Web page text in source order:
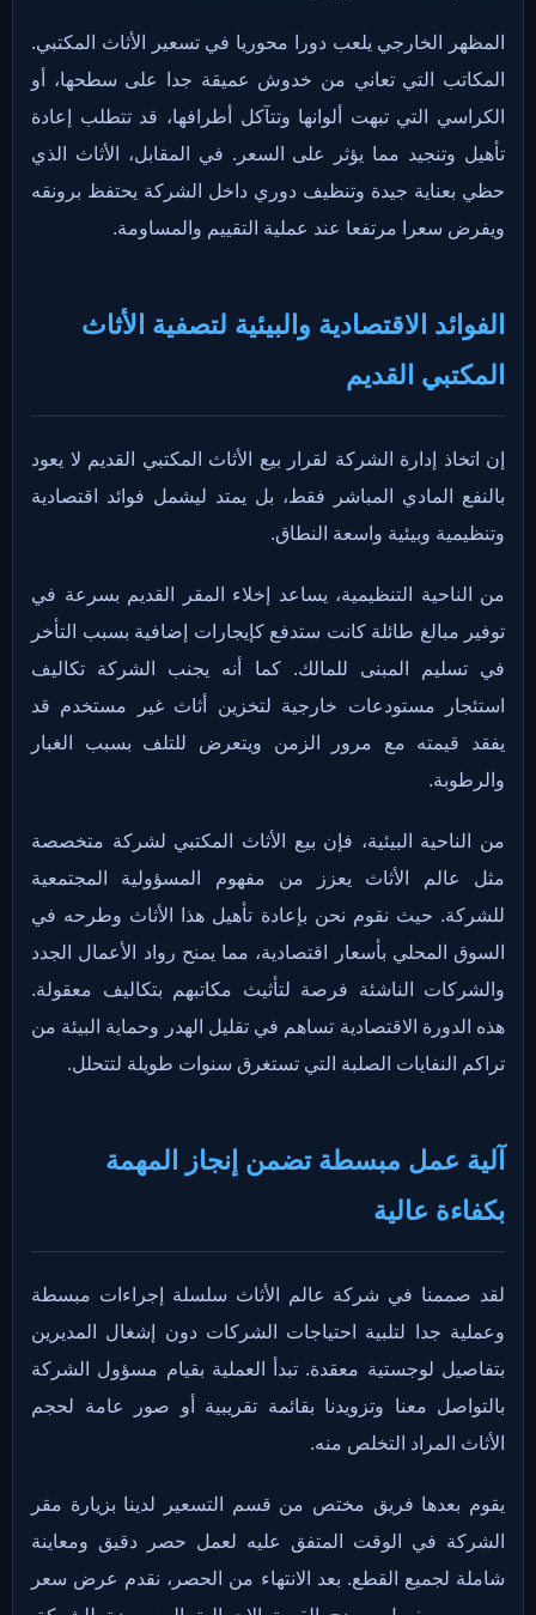
المظهر الخارجي يلعب دورا محوريا في تسعير الأثاث المكتبي.
المكاتب التي تعاني من خدوش عميقة جدا على سطحها، أو
الكراسي التي تبهت ألوانها وتتآكل أطرافها، قد تتطلب إعادة
تأهيل وتنجيد مما يؤثر على السعر. في المقابل، الأثاث الذي
حظي بعناية جيدة وتنظيف دوري داخل الشركة يحتفظ برونقه
ويفرض سعرا مرتفعا عند عملية التقييم والمساومة.
الفوائد الاقتصادية والبيئية لتصفية الأثاث
المكتبي القديم
إن اتخاذ إدارة الشركة لقرار بيع الأثاث المكتبي القديم لا يعود
بالنفع المادي المباشر فقط، بل يمتد ليشمل فوائد اقتصادية
وتنظيمية وبيئية واسعة النطاق.
من الناحية التنظيمية، يساعد إخلاء المقر القديم بسرعة في
توفير مبالغ طائلة كانت ستدفع كإيجارات إضافية بسبب التأخر
في تسليم المبنى للمالك. كما أنه يجنب الشركة تكاليف
استئجار مستودعات خارجية لتخزين أثاث غير مستخدم قد
يفقد قيمته مع مرور الزمن ويتعرض للتلف بسبب الغبار
والرطوبة.
من الناحية البيئية، فإن بيع الأثاث المكتبي لشركة متخصصة
مثل عالم الأثاث يعزز من مفهوم المسؤولية المجتمعية
للشركة. حيث نقوم نحن بإعادة تأهيل هذا الأثاث وطرحه في
السوق المحلي بأسعار اقتصادية، مما يمنح رواد الأعمال الجدد
والشركات الناشئة فرصة لتأثيث مكاتبهم بتكاليف معقولة.
هذه الدورة الاقتصادية تساهم في تقليل الهدر وحماية البيئة من
تراكم النفايات الصلبة التي تستغرق سنوات طويلة لتتحلل.
آلية عمل مبسطة تضمن إنجاز المهمة
بكفاءة عالية
لقد صممنا في شركة عالم الأثاث سلسلة إجراءات مبسطة
وعملية جدا لتلبية احتياجات الشركات دون إشغال المديرين
بتفاصيل لوجستية معقدة. تبدأ العملية بقيام مسؤول الشركة
بالتواصل معنا وتزويدنا بقائمة تقريبية أو صور عامة لحجم
الأثاث المراد التخلص منه.
يقوم بعدها فريق مختص من قسم التسعير لدينا بزيارة مقر
الشركة في الوقت المتفق عليه لعمل حصر دقيق ومعاينة
شاملة لجميع القطع. بعد الانتهاء من الحصر، نقدم عرض سعر